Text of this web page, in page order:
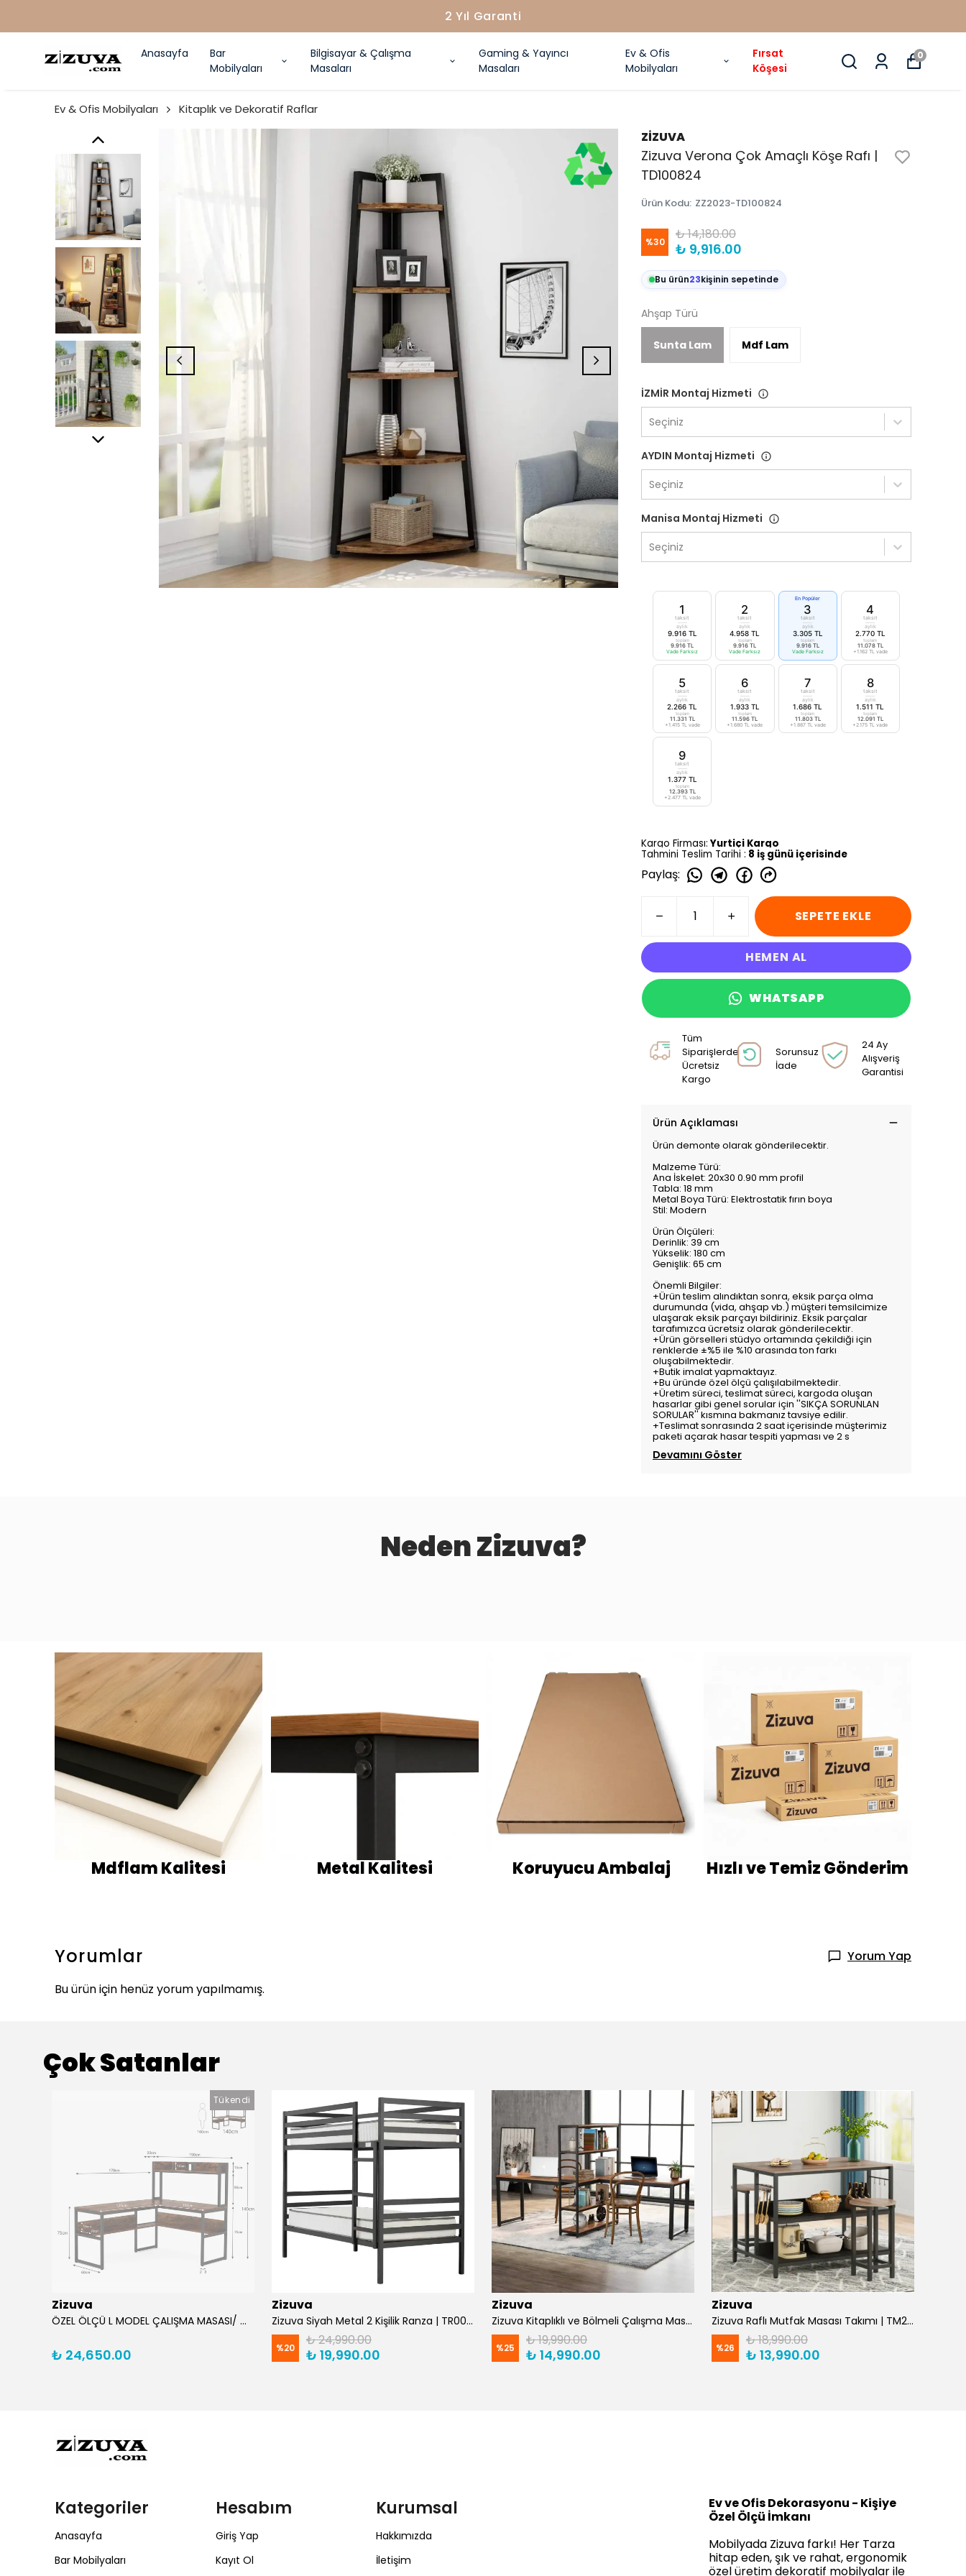
2 Yıl Garanti
Anasayfa
Bar
Mobilyaları
Bilgisayar & Çalışma
Masaları
Gaming & Yayıncı
Masaları
Ev & Ofis
Mobilyaları
Fırsat
Köşesi
0
Ev & Ofis Mobilyaları Kitaplık ve Dekoratif Raflar
ZİZUVA
Zizuva Verona Çok Amaçlı Köşe Rafı |
TD100824
Ürün Kodu: ZZ2023-TD100824
%30 ₺ 14,180.00
₺ 9,916.00
Bu ürün23kişinin sepetinde
Ahşap Türü
Sunta Lam Mdf Lam
İZMİR Montaj Hizmeti
Seçiniz
AYDIN Montaj Hizmeti
Seçiniz
Manisa Montaj Hizmeti
Seçiniz
1
taksit
aylık
9.916 TL
toplam
9.916 TL
Vade Farksız
2
taksit
aylık
4.958 TL
toplam
9.916 TL
Vade Farksız
En Popüler
3
taksit
aylık
3.305 TL
toplam
9.916 TL
Vade Farksız
4
taksit
aylık
2.770 TL
toplam
11.078 TL
+1.162 TL vade
5
taksit
aylık
2.266 TL
toplam
11.331 TL
+1.415 TL vade
6
taksit
aylık
1.933 TL
toplam
11.596 TL
+1.680 TL vade
7
taksit
aylık
1.686 TL
toplam
11.803 TL
+1.887 TL vade
8
taksit
aylık
1.511 TL
toplam
12.091 TL
+2.175 TL vade
9
taksit
aylık
1.377 TL
toplam
12.393 TL
+2.477 TL vade
Kargo Firması: Yurtiçi Kargo
Tahmini Teslim Tarihi : 8 iş günü içerisinde
Paylaş:
SEPETE EKLE
HEMEN AL
WHATSAPP
Tüm
Siparişlerde
Ücretsiz
Kargo
Sorunsuz
İade
24 Ay
Alışveriş
Garantisi
Ürün Açıklaması
Ürün demonte olarak gönderilecektir.
Malzeme Türü:
Ana İskelet: 20x30 0.90 mm profil
Tabla: 18 mm
Metal Boya Türü: Elektrostatik fırın boya
Stil: Modern
Ürün Ölçüleri:
Derinlik: 39 cm
Yükselik: 180 cm
Genişlik: 65 cm
Önemli Bilgiler:
+Ürün teslim alındıktan sonra, eksik parça olma
durumunda (vida, ahşap vb.) müşteri temsilcimize
ulaşarak eksik parçayı bildiriniz. Eksik parçalar
tarafımızca ücretsiz olarak gönderilecektir.
+Ürün görselleri stüdyo ortamında çekildiği için
renklerde ±%5 ile %10 arasında ton farkı
oluşabilmektedir.
+Butik imalat yapmaktayız.
+Bu üründe özel ölçü çalışılabilmektedir.
+Üretim süreci, teslimat süreci, kargoda oluşan
hasarlar gibi genel sorular için ''SIKÇA SORUNLAN
SORULAR'' kısmına bakmanız tavsiye edilir.
+Teslimat sonrasında 2 saat içerisinde müşterimiz
paketi açarak hasar tespiti yapması ve 2 s
Devamını Göster
Neden Zizuva?
Mdflam Kalitesi Metal Kalitesi Koruyucu Ambalaj Hızlı ve Temiz Gönderim
Yorumlar
Yorum Yap
Bu ürün için henüz yorum yapılmamış.
Çok Satanlar
Tükendi
Zizuva
ÖZEL ÖLÇÜ L MODEL ÇALIŞMA MASASI/ MDF
₺ 24,650.00
Zizuva
Zizuva Siyah Metal 2 Kişilik Ranza | TR0011-F
%20 ₺ 24,990.00
₺ 19,990.00
Zizuva
Zizuva Kitaplıklı ve Bölmeli Çalışma Masası | CM1021-F-Suntalam
%25 ₺ 19,990.00
₺ 14,990.00
Zizuva
Zizuva Raflı Mutfak Masası Takımı | TM204985-F-Suntalam
%26 ₺ 18,990.00
₺ 13,990.00
Kategoriler
Anasayfa
Bar Mobilyaları
Hesabım
Giriş Yap
Kayıt Ol
Kurumsal
Hakkımızda
İletişim
Ev ve Ofis Dekorasyonu - Kişiye
Özel Ölçü İmkanı
Mobilyada Zizuva farkı! Her Tarza
hitap eden, şık ve rahat, ergonomik
özel üretim dekoratif mobilyalar ile